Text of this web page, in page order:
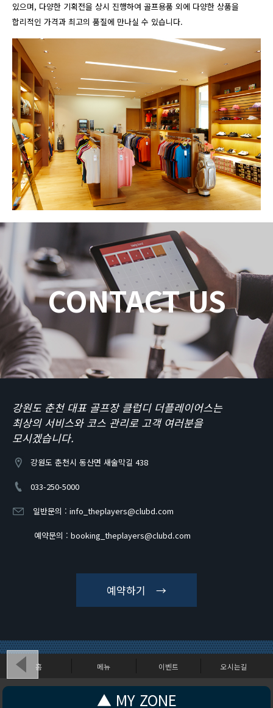
있으며, 다양한 기획전을 상시 진행하여 골프용품 외에 다양한 상품을
합리적인 가격과 최고의 품질에 만나실 수 있습니다.
CONTACT US
강원도 춘천 대표 골프장 클럽디 더플레이어스는
최상의 서비스와 코스 관리로 고객 여러분을
모시겠습니다.
강원도 춘천시 동산면 새술막길 438
033-250-5000
일반문의 : info_theplayers@clubd.com
예약문의 : booking_theplayers@clubd.com
예약하기 →
▲ MY ZONE
홈 메뉴 이벤트 오시는길
강원도 춘천시 동산면 새술막길 438
Copyright (c) CLUBD - THEPLAYERS. All Rights Reserved.